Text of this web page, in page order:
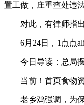
置工做，庄重查处违
对此，有律师指出
6月24日，1点点
今日导读：总局摆
当前！首页食物资
老乡鸡强调，为保